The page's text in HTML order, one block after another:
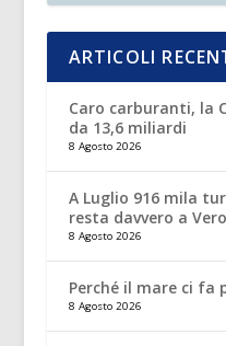
ARTICOLI
Caro carburanti, la
da 13,6 miliardi
8 Agosto 2026
A Luglio 916 mila
resta davvero a
8 Agosto 2026
Perché il mare ci fa
8 Agosto 2026